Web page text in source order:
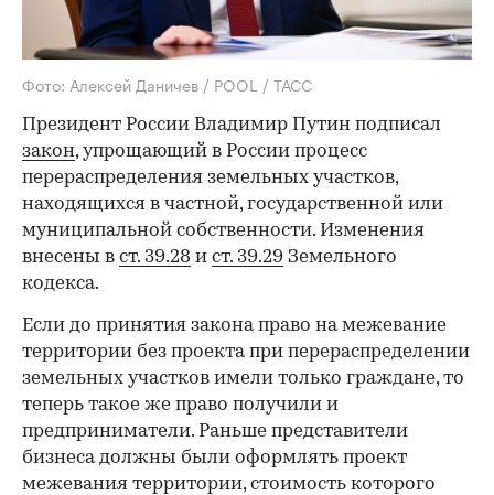
Фото: Алексей Даничев / POOL / ТАСС
Президент России Владимир Путин подписал
закон, упрощающий в России процесс
перераспределения земельных участков,
находящихся в частной, государственной или
муниципальной собственности. Изменения
внесены в ст. 39.28 и ст. 39.29 Земельного
кодекса.
Если до принятия закона право на межевание
территории без проекта при перераспределении
земельных участков имели только граждане, то
теперь такое же право получили и
предприниматели. Раньше представители
бизнеса должны были оформлять проект
межевания территории, стоимость которого